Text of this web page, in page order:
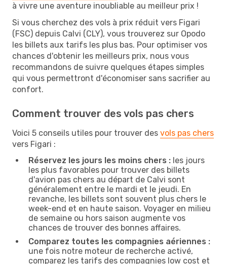
à vivre une aventure inoubliable au meilleur prix !
Si vous cherchez des vols à prix réduit vers Figari
(FSC) depuis Calvi (CLY), vous trouverez sur Opodo
les billets aux tarifs les plus bas. Pour optimiser vos
chances d'obtenir les meilleurs prix, nous vous
recommandons de suivre quelques étapes simples
qui vous permettront d'économiser sans sacrifier au
confort.
Comment trouver des vols pas chers
Voici 5 conseils utiles pour trouver des vols pas chers
vers Figari :
Réservez les jours les moins chers : les jours
les plus favorables pour trouver des billets
d'avion pas chers au départ de Calvi sont
généralement entre le mardi et le jeudi. En
revanche, les billets sont souvent plus chers le
week-end et en haute saison. Voyager en milieu
de semaine ou hors saison augmente vos
chances de trouver des bonnes affaires.
Comparez toutes les compagnies aériennes :
une fois notre moteur de recherche activé,
comparez les tarifs des compagnies low cost et